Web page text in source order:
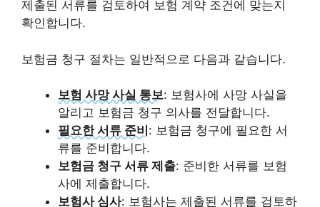
제출된 서류를 검토하여 보험 계약 조건에 맞는지
확인합니다.
보험금 청구 절차는 일반적으로 다음과 같습니다.
보험 사망 사실 통보: 보험사에 사망 사실을
알리고 보험금 청구 의사를 전달합니다.
필요한 서류 준비 : 보험금 청구에 필요한 서
류를 준비합니다.
보험금 청구 서류 제출: 준비한 서류를 보험
사에 제출합니다.
보험사 심사: 보험사는 제출된 서류를 검토하